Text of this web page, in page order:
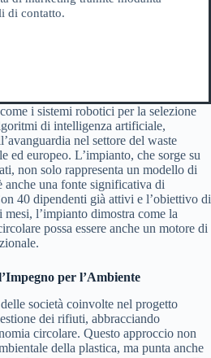
di contatto.
i sistemi robotici per la selezione
di intelligenza artificiale,
nel settore del waste
ed europeo. L’impianto, che sorge su
non solo rappresenta un modello di
anche una fonte significativa di
40 dipendenti già attivi e l’obiettivo di
l’impianto dimostra come la
possa essere anche un motore di
per l’Ambiente
società coinvolte nel progetto
dei rifiuti, abbracciando
circolare. Questo approccio non
della plastica, ma punta anche